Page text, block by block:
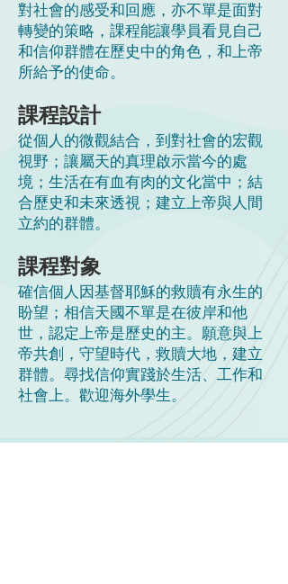
對社會的感受和回應，亦不單是面對
轉變的策略，課程能讓學員看見自己
和信仰群體在歷史中的角色，和上帝
所給予的使命。
課程設計
從個人的微觀結合，到對社會的宏觀
視野；讓屬天的真理啟示當今的處
境；生活在有血有肉的文化當中；結
合歷史和未來透視；建立上帝與人間
立約的群體。
課程對象
確信個人因基督耶穌的救贖有永生的
盼望；相信天國不單是在彼岸和他
世，認定上帝是歷史的主。願意與上
帝共創，守望時代，救贖大地，建立
群體。尋找信仰實踐於生活、工作和
社會上。歡迎海外學生。